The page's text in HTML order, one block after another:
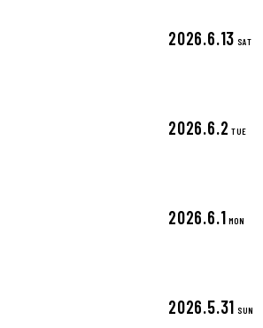
2026.6.13 SAT
2026.6.2 TUE
2026.6.1 MON
2026.5.31 SUN